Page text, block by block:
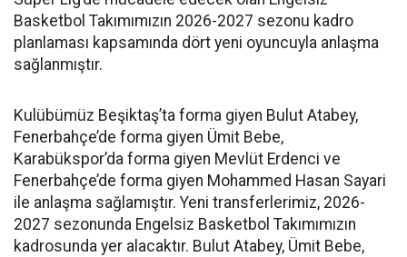
Basketbol Takımımızın 2026-2027 sezonu kadro
planlaması kapsamında dört yeni oyuncuyla anlaşma
sağlanmıştır.
Kulübümüz Beşiktaş’ta forma giyen Bulut Atabey,
Fenerbahçe’de forma giyen Ümit Bebe,
Karabükspor’da forma giyen Mevlüt Erdenci ve
Fenerbahçe’de forma giyen Mohammed Hasan Sayari
ile anlaşma sağlamıştır. Yeni transferlerimiz, 2026-
2027 sezonunda Engelsiz Basketbol Takımımızın
kadrosunda yer alacaktır. Bulut Atabey, Ümit Bebe,